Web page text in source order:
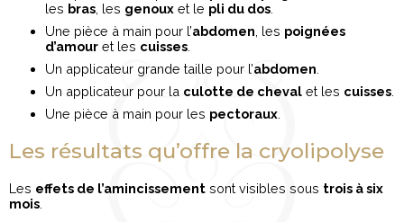
les bras , les genoux et le pli du dos
Une pièce à main pour l’abdomen , les poignées
d’amour et les cuisses
Un applicateur grande taille pour l’abdomen
Un applicateur pour la culotte de cheval et les cuisses
Une pièce à main pour les pectoraux
Les résultats qu’offre la cryolipolyse
Les effets de l’amincissement sont visibles sous trois à six
mois